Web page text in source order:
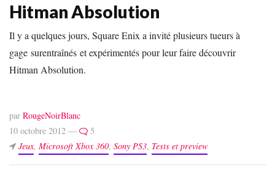
Hitman Absolution
Il y a quelques jours, Square Enix a invité plusieurs tueurs à
gage surentraînés et expérimentés pour leur faire découvrir
Hitman Absolution.
par RougeNoirBlanc
10 octobre 2012 —
5
Jeux, Microsoft Xbox 360, Sony PS3, Tests et preview